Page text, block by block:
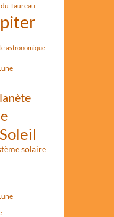
Taureau
astronomique
Soleil
solaire